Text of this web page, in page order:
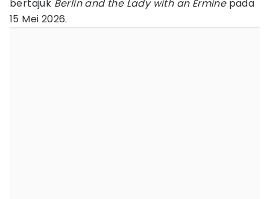
bertajuk Berlin and the Lady with an Erminepada
15 Mei 2026.